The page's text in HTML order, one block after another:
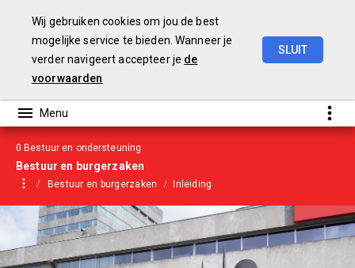
Wij gebruiken cookies om jou de best
mogelijke service te bieden. Wanneer je
verder navigeert accepteer je de
voorwaarden
SLUIT
0 Bestuur en ondersteuning
Bestuur en burgerzaken
Bestuur en burgerzaken Inleiding